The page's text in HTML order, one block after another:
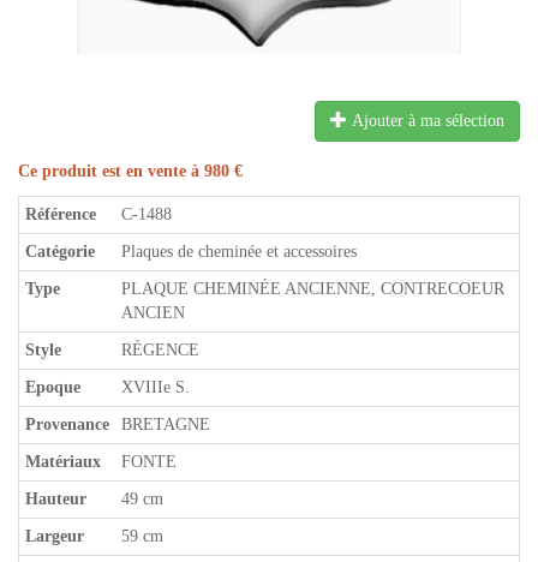
Ajouter à ma sélection
Ce produit est en vente à 980 €
Référence C-1488
Catégorie Plaques de cheminée et accessoires
Type
PLAQUE CHEMINÉE ANCIENNE, CONTRECOEUR
ANCIEN
Style RÉGENCE
Epoque XVIIIe S.
Provenance BRETAGNE
Matériaux FONTE
Hauteur 49 cm
Largeur 59 cm